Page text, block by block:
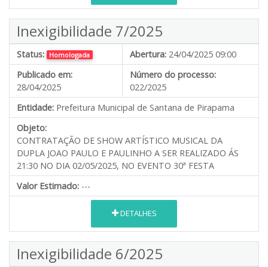
Inexigibilidade 7/2025
Status: Homologada Abertura: 24/04/2025 09:00
Publicado em:
28/04/2025
Número do processo:
022/2025
Entidade: Prefeitura Municipal de Santana de Pirapama
Objeto:
CONTRATAÇÃO DE SHOW ARTÍSTICO MUSICAL DA
DUPLA JOAO PAULO E PAULINHO A SER REALIZADO ÁS
21:30 NO DIA 02/05/2025, NO EVENTO 30ª FESTA
Valor Estimado: ---
DETALHES
Inexigibilidade 6/2025